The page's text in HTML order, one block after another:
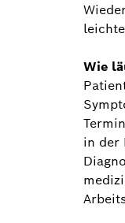
Wie
in der